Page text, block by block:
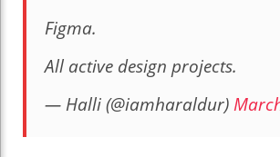
Figma.
All active design projects.
— Halli (@iamharaldur)